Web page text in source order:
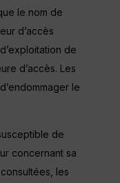
le nom de
d’accès
de
d’accès. Les
le
de
concernant sa
les